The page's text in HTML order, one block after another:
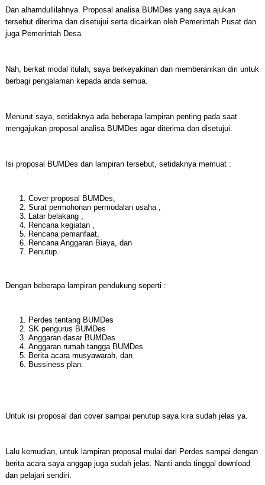
Dan alhamdullilahnya. Proposal analisa BUMDes yang saya ajukan
tersebut diterima dan disetujui serta dicairkan oleh Pemerintah Pusat dan
juga Pemerintah Desa.
Nah, berkat modal itulah, saya berkeyakinan dan memberanikan diri untuk
berbagi pengalaman kepada anda semua.
Menurut saya, setidaknya ada beberapa lampiran penting pada saat
mengajukan proposal analisa BUMDes agar diterima dan disetujui.
Isi proposal BUMDes dan lampiran tersebut, setidaknya memuat :
Cover proposal BUMDes,
Surat permohonan permodalan usaha ,
Latar belakang ,
Rencana kegiatan ,
Rencana pemanfaat,
Rencana Anggaran Biaya, dan
Penutup.
Dengan beberapa lampiran pendukung seperti :
Perdes tentang BUMDes
SK pengurus BUMDes
Anggaran dasar BUMDes
Anggaran rumah tangga BUMDes
Berita acara musyawarah, dan
Bussiness plan.
Untuk isi proposal dari cover sampai penutup saya kira sudah jelas ya.
Lalu kemudian, untuk lampiran proposal mulai dari Perdes sampai dengan
berita acara saya anggap juga sudah jelas. Nanti anda tinggal download
dan pelajari sendiri.